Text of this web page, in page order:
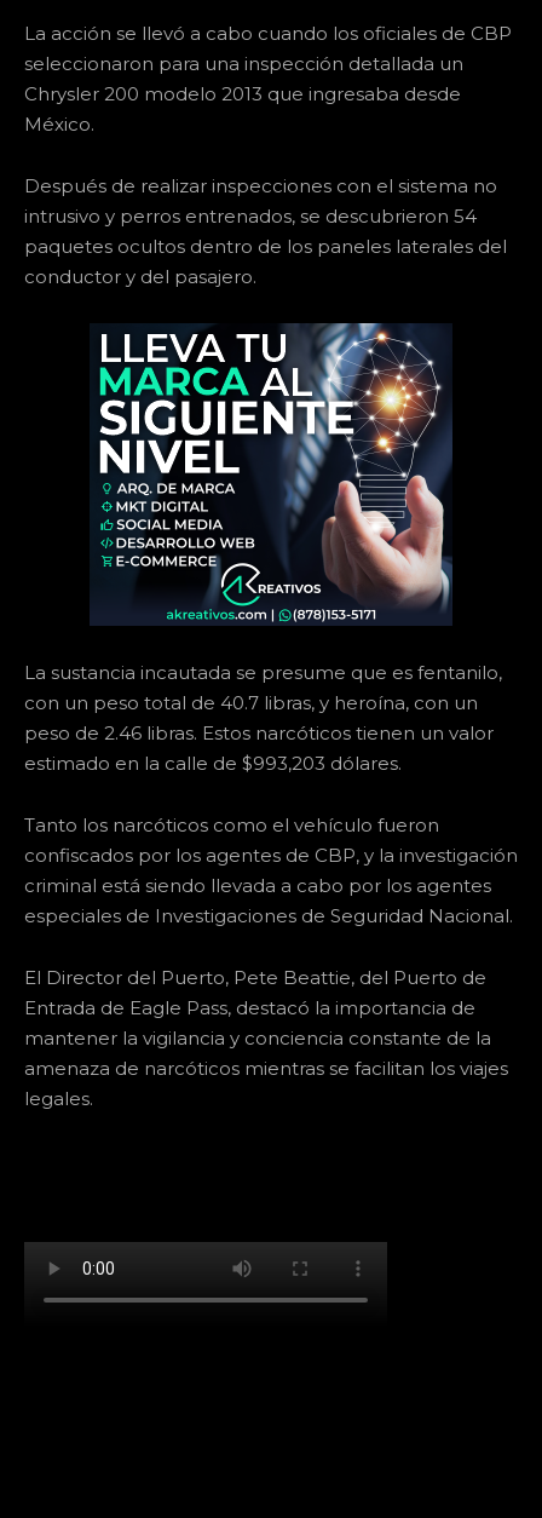
La acción se llevó a cabo cuando los oficiales de CBP
seleccionaron para una inspección detallada un
Chrysler 200 modelo 2013 que ingresaba desde
México.
Después de realizar inspecciones con el sistema no
intrusivo y perros entrenados, se descubrieron 54
paquetes ocultos dentro de los paneles laterales del
conductor y del pasajero.
La sustancia incautada se presume que es fentanilo,
con un peso total de 40.7 libras, y heroína, con un
peso de 2.46 libras. Estos narcóticos tienen un valor
estimado en la calle de $993,203 dólares.
Tanto los narcóticos como el vehículo fueron
confiscados por los agentes de CBP, y la investigación
criminal está siendo llevada a cabo por los agentes
especiales de Investigaciones de Seguridad Nacional.
El Director del Puerto, Pete Beattie, del Puerto de
Entrada de Eagle Pass, destacó la importancia de
mantener la vigilancia y conciencia constante de la
amenaza de narcóticos mientras se facilitan los viajes
legales.